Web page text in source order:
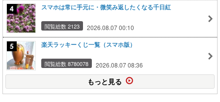
スマホは常に手元に・微笑み返したくなる千日紅
閲覧総数 2123 2026.08.07 00:10
楽天ラッキーくじ一覧（スマホ版）
閲覧総数 8780078 2026.08.07 08:36
もっと見る